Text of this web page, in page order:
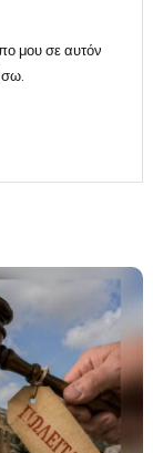
μου σε αυτόν